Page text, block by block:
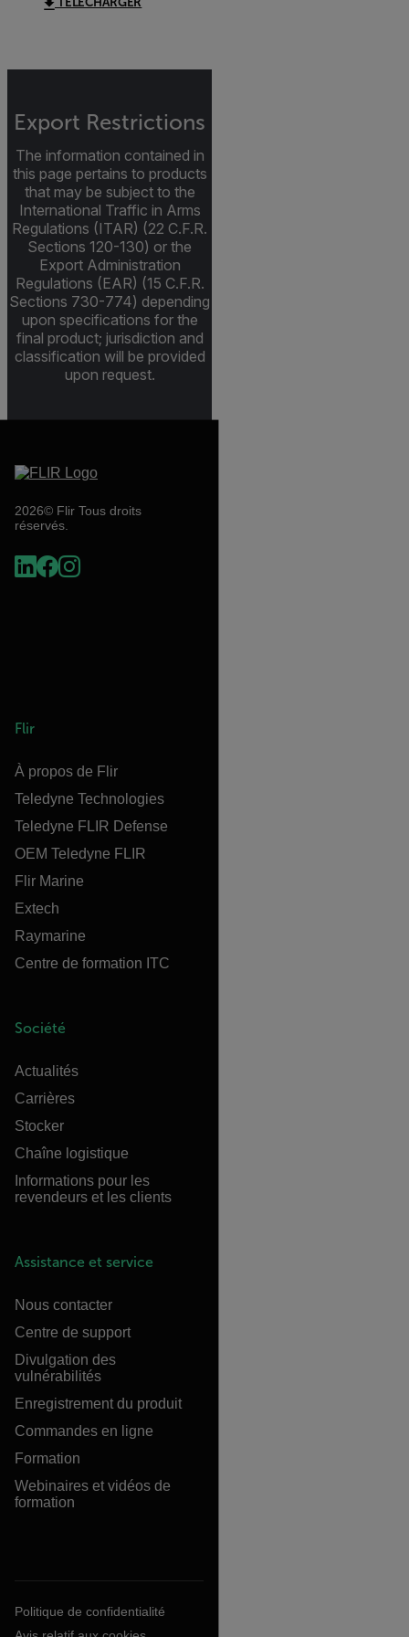
Export Restrictions
The information contained in
this page pertains to products
that may be subject to the
International Traffic in Arms
Regulations (ITAR) (22 C.F.R.
Sections 120-130) or the
Export Administration
Regulations (EAR) (15 C.F.R.
Sections 730-774) depending
upon specifications for the
final product; jurisdiction and
classification will be provided
upon request.
2026© Flir Tous droits
réservés.
Flir
À propos de Flir
Teledyne Technologies
Teledyne FLIR Defense
OEM Teledyne FLIR
Flir Marine
Extech
Raymarine
Centre de formation ITC
Société
Actualités
Carrières
Stocker
Chaîne logistique
Informations pour les
revendeurs et les clients
Assistance et service
Nous contacter
Centre de support
Divulgation des
vulnérabilités
Enregistrement du produit
Commandes en ligne
Formation
Webinaires et vidéos de
formation
Politique de confidentialité